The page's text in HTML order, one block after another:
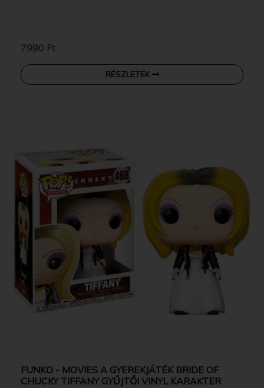
7990 Ft
RÉSZLETEK
FUNKO - MOVIES A GYEREKJÁTÉK BRIDE OF
CHUCKY TIFFANY GYŰJTŐI VINYL KARAKTER